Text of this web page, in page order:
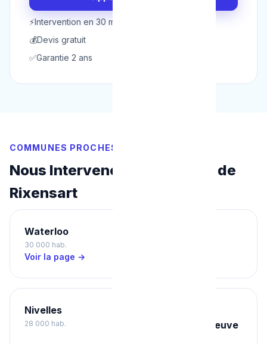
⚡Intervention en 30 min
💰Devis gratuit
✅Garantie 2 ans
COMMUNES PROCHES
Nous Intervenons Aussi Près de
Rixensart
Waterloo
30 000 hab.
Voir la page →
Nivelles
28 000 hab.
Louvain-la-Neuve